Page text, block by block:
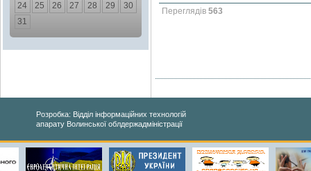
24
25 26 27 28 29
30
31
Переглядів 563
Розробка: Відділ інформаційних технологій
апарату Волинської облдержадміністрації